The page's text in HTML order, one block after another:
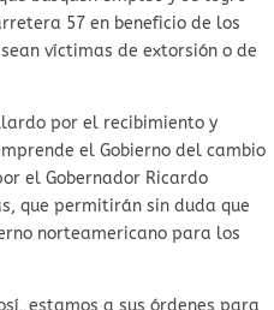
57 en beneficio de los
víctimas de extorsión o de
por el recibimiento y
el Gobierno del cambio
el Gobernador Ricardo
que permitirán sin duda que
norteamericano para los